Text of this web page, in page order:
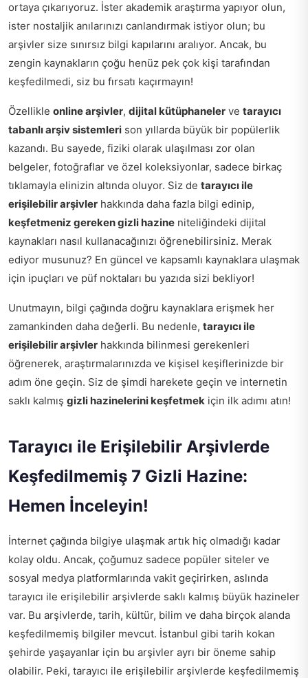
ortaya çıkarıyoruz. İster akademik araştırma yapıyor olun,
ister nostaljik anılarınızı canlandırmak istiyor olun; bu
arşivler size sınırsız bilgi kapılarını aralıyor. Ancak, bu
zengin kaynakların çoğu henüz pek çok kişi tarafından
keşfedilmedi, siz bu fırsatı kaçırmayın!
Özellikle online arşivler, dijital kütüphaneler ve tarayıcı
tabanlı arşiv sistemleri son yıllarda büyük bir popülerlik
kazandı. Bu sayede, fiziki olarak ulaşılması zor olan
belgeler, fotoğraflar ve özel koleksiyonlar, sadece birkaç
tıklamayla elinizin altında oluyor. Siz de tarayıcı ile
erişilebilir arşivler hakkında daha fazla bilgi edinip,
keşfetmeniz gereken gizli hazine niteliğindeki dijital
kaynakları nasıl kullanacağınızı öğrenebilirsiniz. Merak
ediyor musunuz? En güncel ve kapsamlı kaynaklara ulaşmak
için ipuçları ve püf noktaları bu yazıda sizi bekliyor!
Unutmayın, bilgi çağında doğru kaynaklara erişmek her
zamankinden daha değerli. Bu nedenle, tarayıcı ile
erişilebilir arşivler hakkında bilinmesi gerekenleri
öğrenerek, araştırmalarınızda ve kişisel keşiflerinizde bir
adım öne geçin. Siz de şimdi harekete geçin ve internetin
saklı kalmış gizli hazinelerini keşfetmek için ilk adımı atın!
Tarayıcı ile Erişilebilir Arşivlerde
Keşfedilmemiş 7 Gizli Hazine:
Hemen İnceleyin!
İnternet çağında bilgiye ulaşmak artık hiç olmadığı kadar
kolay oldu. Ancak, çoğumuz sadece popüler siteler ve
sosyal medya platformlarında vakit geçirirken, aslında
tarayıcı ile erişilebilir arşivlerde saklı kalmış büyük hazineler
var. Bu arşivlerde, tarih, kültür, bilim ve daha birçok alanda
keşfedilmemiş bilgiler mevcut. İstanbul gibi tarih kokan
şehirde yaşayanlar için bu arşivler ayrı bir öneme sahip
olabilir. Peki, tarayıcı ile erişilebilir arşivlerde keşfedilmemiş